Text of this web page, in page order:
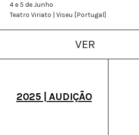
4 e 5 de Junho
Teatro Viriato | Viseu [Portugal]
VER
2025 | AUDIÇÃO